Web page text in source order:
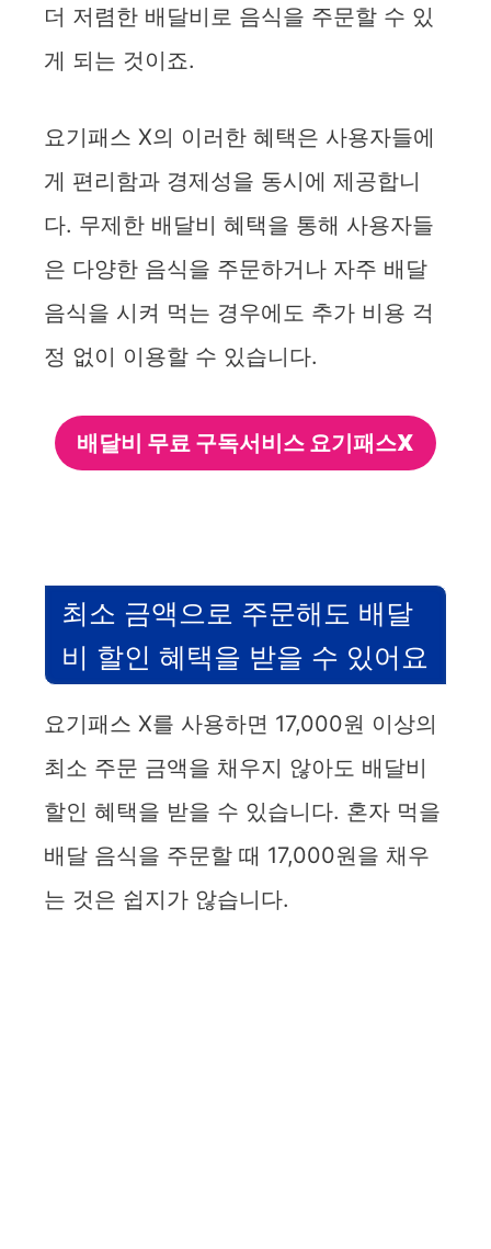
더 저렴한 배달비로 음식을 주문할 수 있
게 되는 것이죠.
요기패스 X의 이러한 혜택은 사용자들에
게 편리함과 경제성을 동시에 제공합니
다. 무제한 배달비 혜택을 통해 사용자들
은 다양한 음식을 주문하거나 자주 배달
음식을 시켜 먹는 경우에도 추가 비용 걱
정 없이 이용할 수 있습니다.
배달비 무료 구독서비스 요기패스X
최소 금액으로 주문해도 배달
비 할인 혜택을 받을 수 있어요
요기패스 X를 사용하면 17,000원 이상의
최소 주문 금액을 채우지 않아도 배달비
할인 혜택을 받을 수 있습니다. 혼자 먹을
배달 음식을 주문할 때 17,000원을 채우
는 것은 쉽지가 않습니다.